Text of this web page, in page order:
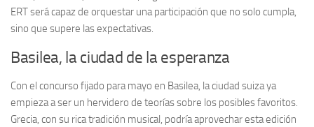
ERT será capaz de orquestar una participación que no solo cumpla,
sino que supere las expectativas.
Basilea, la ciudad de la esperanza
Con el concurso fijado para mayo en Basilea, la ciudad suiza ya
empieza a ser un hervidero de teorías sobre los posibles favoritos.
Grecia, con su rica tradición musical, podría aprovechar esta edición